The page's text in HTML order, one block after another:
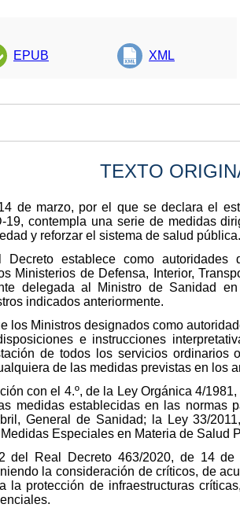
EPUB XML
TEXTO
de marzo, por el que se declara el
19, contempla una serie de medidas
y reforzar el sistema de salud pública.
establece como autoridades
Ministerios de Defensa, Interior,
delegada al Ministro de Sanidad
indicados anteriormente.
los Ministros designados como
e instrucciones
de todos los servicios
de las medidas previstas en los
con el 4.º, de la Ley Orgánica 4/
medidas establecidas en las normas
General de Sanidad; la Ley 33/
Especiales en Materia de Salud
del Real Decreto 463/2020, de 14
la consideración de críticos, de
la protección de infraestructuras